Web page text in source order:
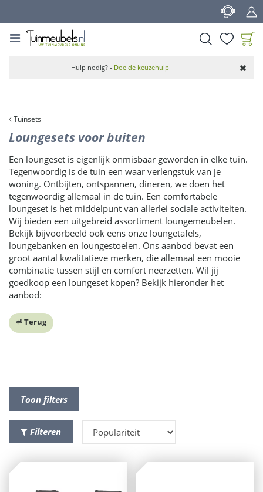
Tuinsets
aan wensenlijst
Hulp nodig? - Doe de keuzehulp
Loungesets voor buiten
Een loungeset is eigenlijk onmisbaar geworden in elke tuin.
Tegenwoordig is de tuin een waar verlengstuk van je
woning. Ontbijten, ontspannen, dineren, we doen het
tegenwoordig allemaal in de tuin. Een comfortabele
loungeset is het middelpunt van allerlei sociale activiteiten.
Wij bieden een uitgebreid assortiment loungemeubelen.
Bekijk bijvoorbeeld ook eens onze loungetafels,
loungebanken en loungestoelen. Ons aanbod bevat een
groot aantal kwalitatieve merken, die allemaal een mooie
combinatie tussen stijl en comfort neerzetten. Wil jij
goedkoop een loungeset kopen? Bekijk hieronder het
aanbod:
⏎ Terug
Toon filters
Filteren